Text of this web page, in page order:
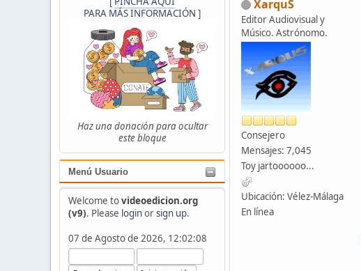
PARA MÁS INFORMACIÓN ]
Haz una donación para ocultar
este bloque
Menú Usuario
Welcome tovideoedicion.org
(v9). Please loginorsign up.
07 de Agosto de 2026, 12:02:08
XarquS
Editor Audiovisual y
Músico. Astrónomo.
Consejero
Mensajes: 7,045
Toy jartoooooo...
Ubicación: Vélez-Málaga
En línea